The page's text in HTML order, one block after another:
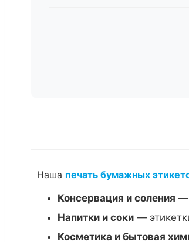
Наша печать бумажных
Консервация и соления —
Напитки и соки —
Косметика и бытовая